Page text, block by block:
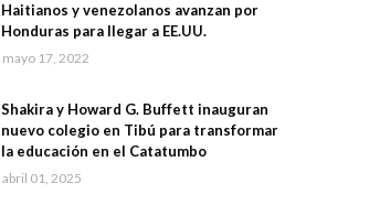
Haitianos y venezolanos avanzan por
Honduras para llegar a EE.UU.
mayo 17, 2022
Shakira y Howard G. Buffett inauguran
nuevo colegio en Tibú para transformar
la educación en el Catatumbo
abril 01, 2025